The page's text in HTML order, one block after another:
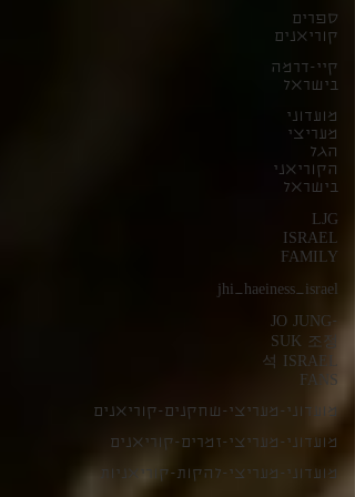
ספרים
קוריאנים
קיי-דרמה
בישראל
מועדוני
מעריצי
הגל
הקוריאני
בישראל
LJG
ISRAEL
FAMILY
jhi_haeiness_israel
JO JUNG-
SUK 조정
석 ISRAEL
FANS
מועדוני-מעריצי-שחקנים-קוריאנים
מועדוני-מעריצי-זמרים-קוריאנים
מועדוני-מעריצי-להקות-קוריאניות